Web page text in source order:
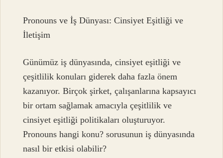
Pronouns ve İş Dünyası: Cinsiyet Eşitliği ve
İletişim
Günümüz iş dünyasında, cinsiyet eşitliği ve
çeşitlilik konuları giderek daha fazla önem
kazanıyor. Birçok şirket, çalışanlarına kapsayıcı
bir ortam sağlamak amacıyla çeşitlilik ve
cinsiyet eşitliği politikaları oluşturuyor.
Pronouns hangi konu? sorusunun iş dünyasında
nasıl bir etkisi olabilir?